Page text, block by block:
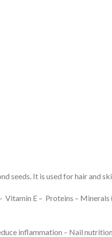
seeds. It is used for hair and
inflammation – Nail nutrition